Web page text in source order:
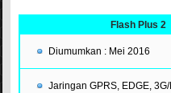
Flash Plus 2
Diumumkan : Mei 2016
Jaringan GPRS, EDGE,